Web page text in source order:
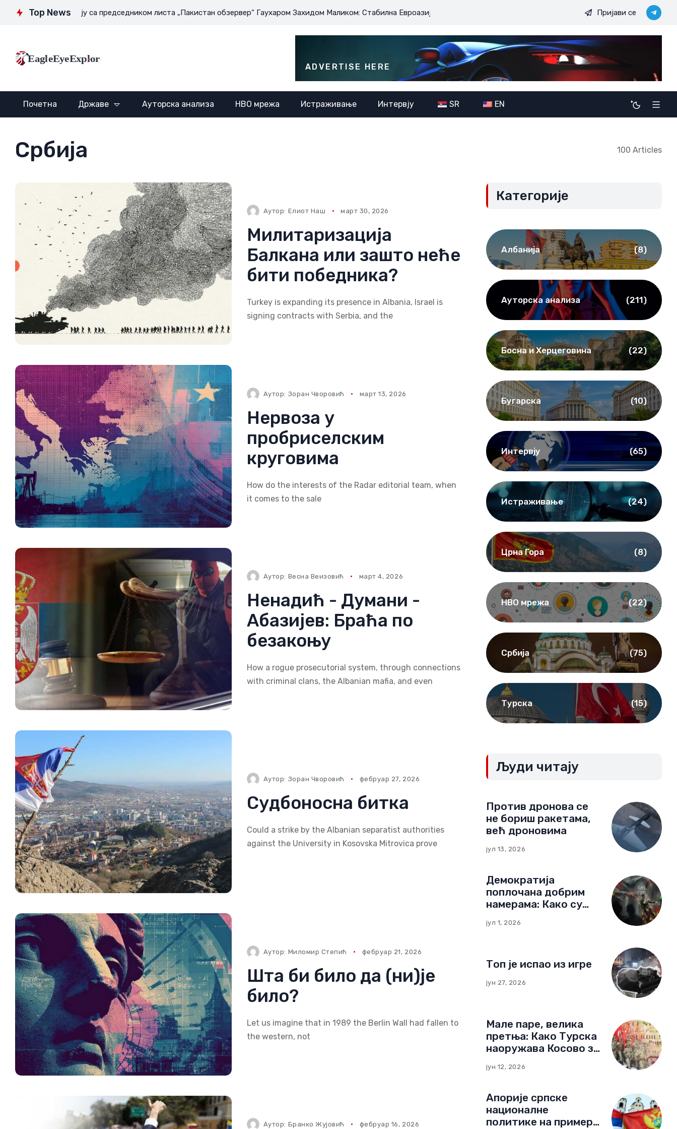
Top News
Интервју са председником листа „Пакистан обзервер“ Гаухаром Захидом Маликом: Стабилна Евроазија је у интересу свих Војно-политичке амбиције JDODC: Потенцијалне
Пријави се
EagleEyeExplore
ADVERTISE HERE
Почетна Државе Ауторска анализа НВО мрежа Истраживање Интервју SR EN
Србија 100 Articles
Аутор: Елиот Наш март 30, 2026
Милитаризација
Балкана или зашто неће
бити победника?
Turkey is expanding its presence in Albania, Israel is
signing contracts with Serbia, and the
Аутор: Зоран Чворовић март 13, 2026
Нервоза у
пробриселским
круговима
How do the interests of the Radar editorial team, when
it comes to the sale
Аутор: Весна Веизовић март 4, 2026
Ненадић - Думани -
Абазијев: Браћа по
безакоњу
How a rogue prosecutorial system, through connections
with criminal clans, the Albanian mafia, and even
Аутор: Зоран Чворовић фебруар 27, 2026
Судбоносна битка
Could a strike by the Albanian separatist authorities
against the University in Kosovska Mitrovica prove
Аутор: Миломир Степић фебруар 21, 2026
Шта би било да (ни)је
било?
Let us imagine that in 1989 the Berlin Wall had fallen to
the western, not
Аутор: Бранко Жујовић фебруар 16, 2026
Категорије
Албанија (8)
Ауторска анализа (211)
Босна и Херцеговина (22)
Бугарска (10)
Интервју (65)
Истраживање (24)
Црна Гора (8)
НВО мрежа (22)
Србија (75)
Турска (15)
Људи читају
Против дронова се
не бориш ракетама,
већ дроновима
јул 13, 2026
Демократија
поплочана добрим
намерама: Како су
изградиле мрежу
јул 1, 2026
Топ је испао из игре
јун 27, 2026
Мале паре, велика
претња: Како Турска
наоружава Косово за
јун 12, 2026
Апорије српске
националне
политике на примеру